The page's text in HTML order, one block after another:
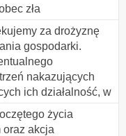
zła
za drożyznę
gospodarki.
nakazujących
ich działalność, w
życia
oraz akcja